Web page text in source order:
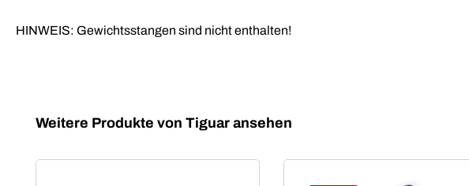
HINWEIS: Gewichtsstangen sind nicht enthalten!
Produktgalerie überspringen
Weitere Produkte von Tiguar ansehen